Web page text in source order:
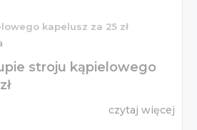
kapelusz za 25 zł
stroju kąpielowego
czytaj więcej